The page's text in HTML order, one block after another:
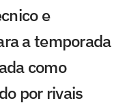
e
a temporada
como
por rivais